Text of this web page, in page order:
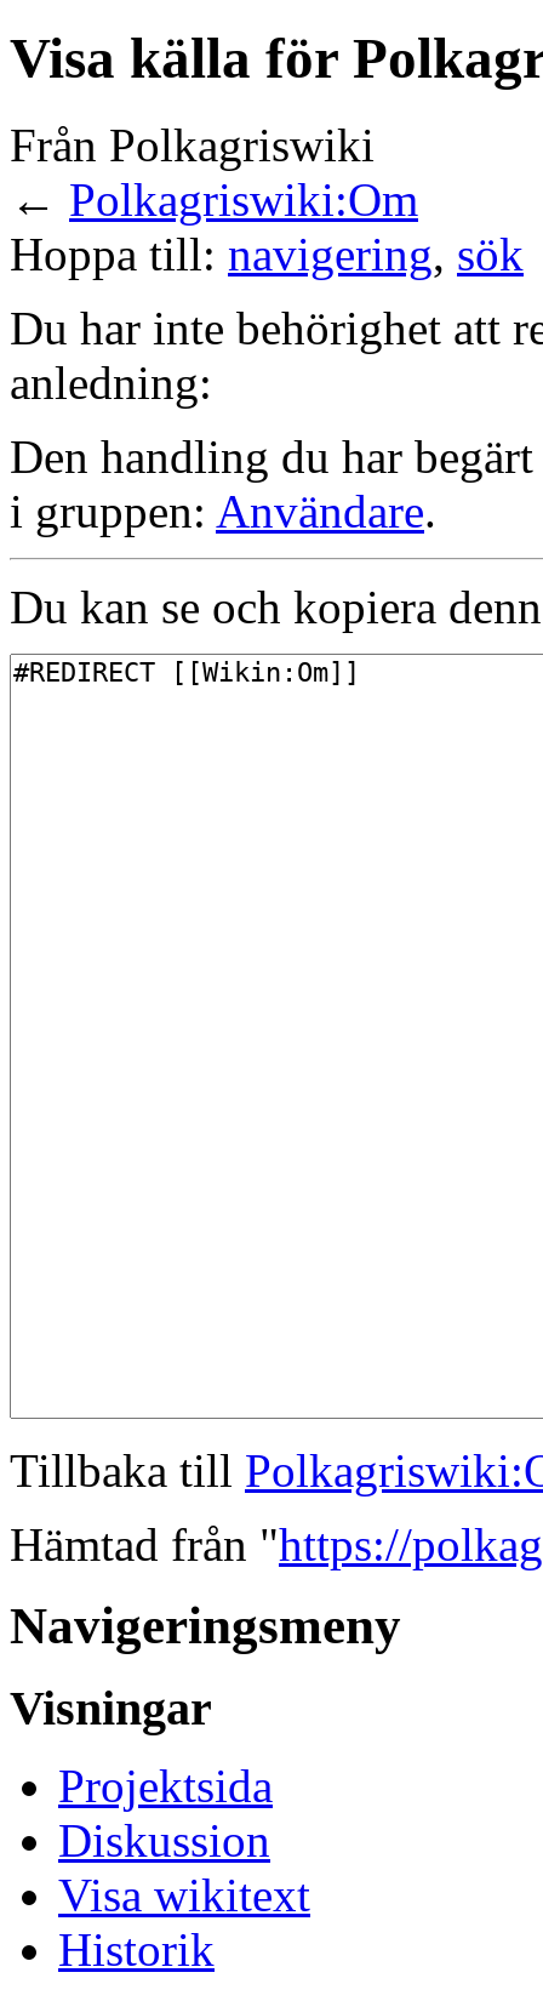
Visa källa för
Från Polkagriswiki
← Polkagriswiki:Om
Hoppa till: navigering, sök
Du har inte behörighet att
anledning:
Den handling du har
i gruppen: Användare.
Du kan se och kopiera
Tillbaka till
Hämtad från "https://
Navigeringsmeny
Visningar
Projektsida
Diskussion
Visa wikitext
Historik